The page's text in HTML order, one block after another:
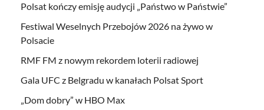
Polsat kończy emisję audycji „Państwo w Państwie”
Festiwal Weselnych Przebojów 2026 na żywo w
Polsacie
RMF FM z nowym rekordem loterii radiowej
Gala UFC z Belgradu w kanałach Polsat Sport
„Dom dobry” w HBO Max